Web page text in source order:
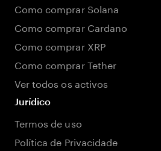
Como comprar Solana
Como comprar Cardano
Como comprar XRP
Como comprar Tether
Ver todos os activos
Jurídico
Termos de uso
Política de Privacidade